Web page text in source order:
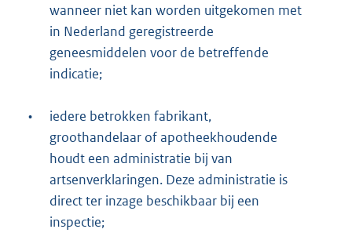
wanneer niet kan worden uitgekomen met
in Nederland geregistreerde
geneesmiddelen voor de betreffende
indicatie;
•
iedere betrokken fabrikant,
groothandelaar of apotheekhoudende
houdt een administratie bij van
artsenverklaringen. Deze administratie is
direct ter inzage beschikbaar bij een
inspectie;